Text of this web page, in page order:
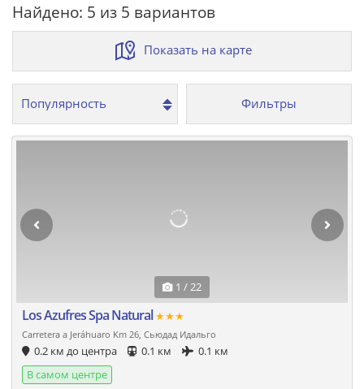
Найдено: 5 из 5 вариантов
Показать на карте
Фильтры
1 / 22
Los Azufres Spa Natural★★★
Carretera a Jeráhuaro Km 26, Сьюдад Идальго
0.2 км до центра 0.1 км
0.1 км
В самом центре